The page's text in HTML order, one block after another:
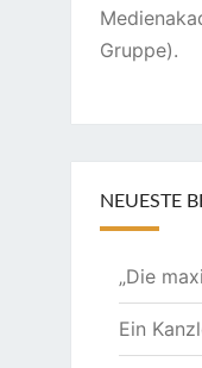
Gruppe).
NEUESTE
„Die
Ein